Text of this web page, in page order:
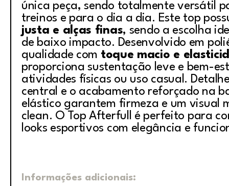
única peça, sendo totalmente versátil
treinos e para o dia a dia. Este top
justa e alças finas, sendo a escolha
de baixo impacto. Desenvolvido em
qualidade com toque macio e
proporciona sustentação leve e bem-
atividades físicas ou uso casual.
central e o acabamento reforçado na
elástico garantem firmeza e um visual
clean. O Top Afterfull é perfeito para
looks esportivos com elegância e
Informações adicionais: